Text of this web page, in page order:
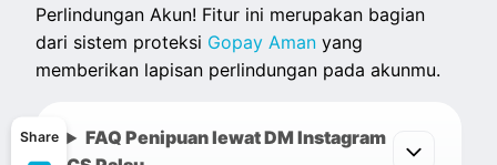
Share
Perlindungan Akun! Fitur ini merupakan bagian
dari sistem proteksi Gopay Aman yang
memberikan lapisan perlindungan pada akunmu.
FAQ Penipuan lewat DM Instagram